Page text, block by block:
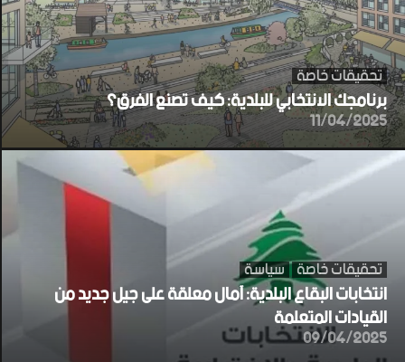
تحقيقات خاصة
برنامجك الانتخابي للبلدية: كيف تصنع الفرق؟
11/04/2025
تحقيقات خاصة سياسة
انتخابات البقاع البلدية: آمال معلقة على جيل جديد من
القيادات المتعلمة
09/04/2025